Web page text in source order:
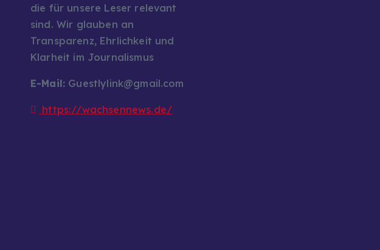
die für unsere Leser relevant
sind. Wir glauben an
Transparenz, Ehrlichkeit und
Klarheit im Journalismus
E-Mail: Guestlylink@gmail.com
https://wachsennews.de/